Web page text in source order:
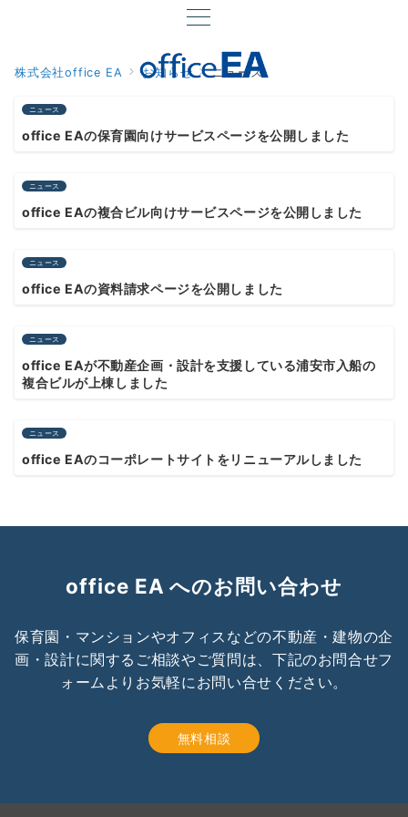
株式会社office EA お知らせ ニュース
ニュース
office EAの保育園向けサービスページを公開しました
ニュース
office EAの複合ビル向けサービスページを公開しました
ニュース
office EAの資料請求ページを公開しました
ニュース
office EAが不動産企画・設計を支援している浦安市入船の
複合ビルが上棟しました
ニュース
office EAのコーポレートサイトをリニューアルしました
office EA へのお問い合わせ
保育園・マンションやオフィスなどの不動産・建物の企
画・設計に関するご相談やご質問は、下記のお問合せフ
ォームよりお気軽にお問い合せください。
無料相談